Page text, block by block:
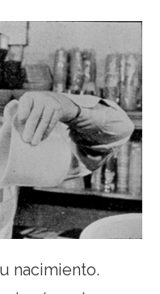
nacimiento.